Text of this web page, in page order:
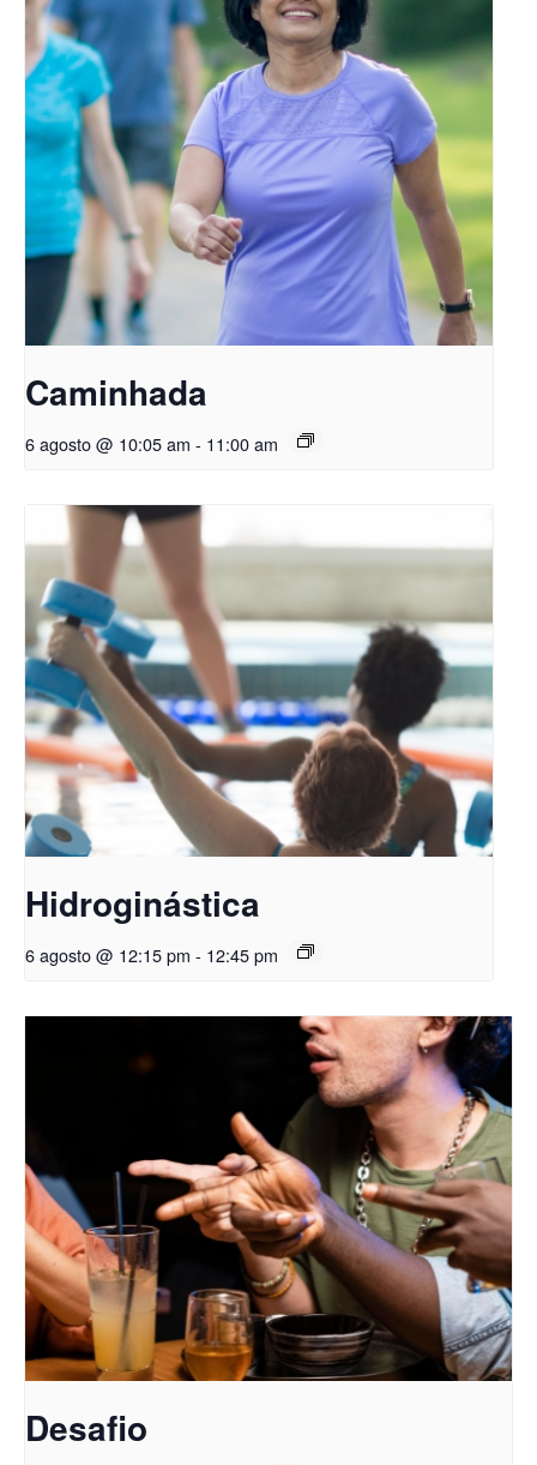
Caminhada
6 agosto @ 10:05 am - 11:00 am
Hidroginástica
6 agosto @ 12:15 pm - 12:45 pm
Desafio